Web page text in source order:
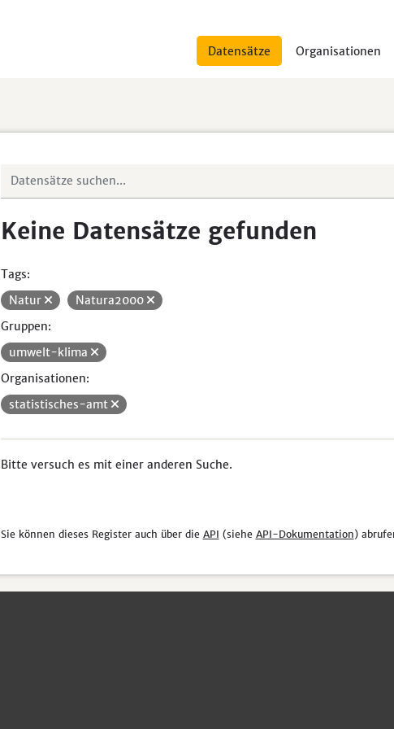
Datensätze Organisationen
Keine Datensätze gefunden
Tags:
Natur
Natura2000
Gruppen:
umwelt-klima
Organisationen:
statistisches-amt
Bitte versuch es mit einer anderen Suche.
Sie können dieses Register auch über die API (siehe API-Dokumentation)